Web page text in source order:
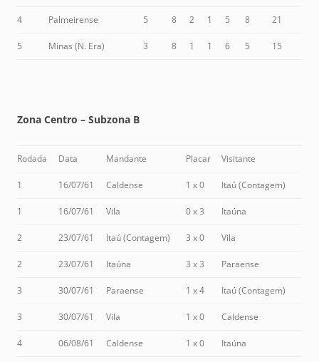
4 Palmeirense 5 8 2 1 5 8 21
5 Minas (N. Era) 3 8 1 1 6 5 15
Zona Centro – Subzona B
Rodada Data Mandante Placar Visitante
1 16/07/61 Caldense 1 x 0 Itaú (Contagem)
1 16/07/61 Vila 0 x 3 Itaúna
2 23/07/61 Itaú (Contagem) 3 x 0 Vila
2 23/07/61 Itaúna 3 x 3 Paraense
3 30/07/61 Paraense 1 x 4 Itaú (Contagem)
3 30/07/61 Vila 1 x 0 Caldense
4 06/08/61 Caldense 1 x 0 Itaúna